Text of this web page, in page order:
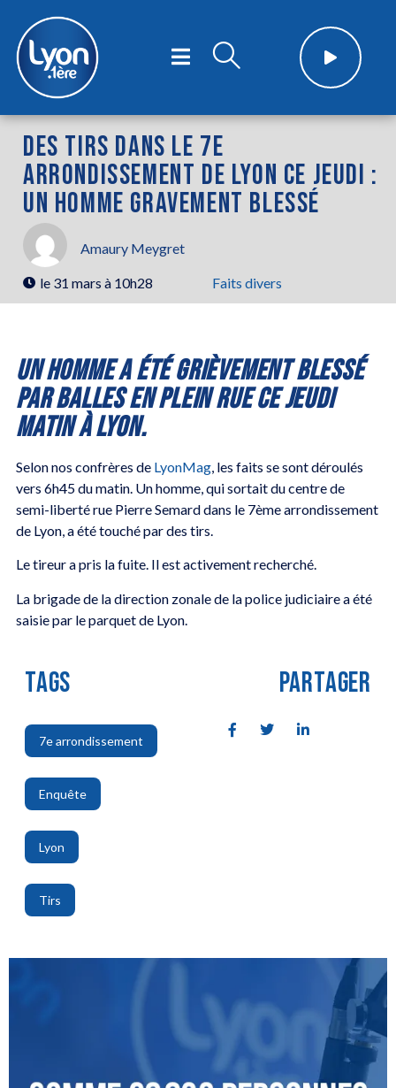
DES TIRS DANS LE 7E
ARRONDISSEMENT DE LYON CE JEUDI :
UN HOMME GRAVEMENT BLESSÉ
Amaury Meygret
le 31 mars à 10h28 Faits divers
UN HOMME A ÉTÉ GRIÈVEMENT BLESSÉ
PAR BALLES EN PLEIN RUE CE JEUDI
MATIN À LYON.
Selon nos confrères de LyonMag, les faits se sont déroulés
vers 6h45 du matin. Un homme, qui sortait du centre de
semi-liberté rue Pierre Semard dans le 7ème arrondissement
de Lyon, a été touché par des tirs.
Le tireur a pris la fuite. Il est activement recherché.
La brigade de la direction zonale de la police judiciaire a été
saisie par le parquet de Lyon.
TAGS
7e arrondissement
,
Enquête
,
Lyon
,
Tirs
PARTAGER